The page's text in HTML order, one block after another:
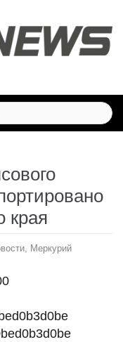
края
, Меркурий